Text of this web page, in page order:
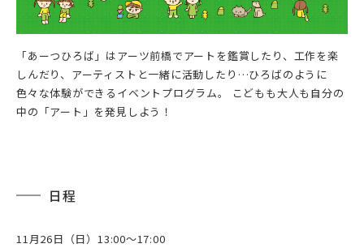
「あーつひろば」はアーツ前橋でアートを鑑賞したり、工作を楽
しんだり、アーティストと一緒に活動したり…ひろばのように
色々な体験ができるイベントプログラム。 こどもも大人も自分の
中の「アート」を発見しよう！
日程
11月26日（日）13:00～17:00